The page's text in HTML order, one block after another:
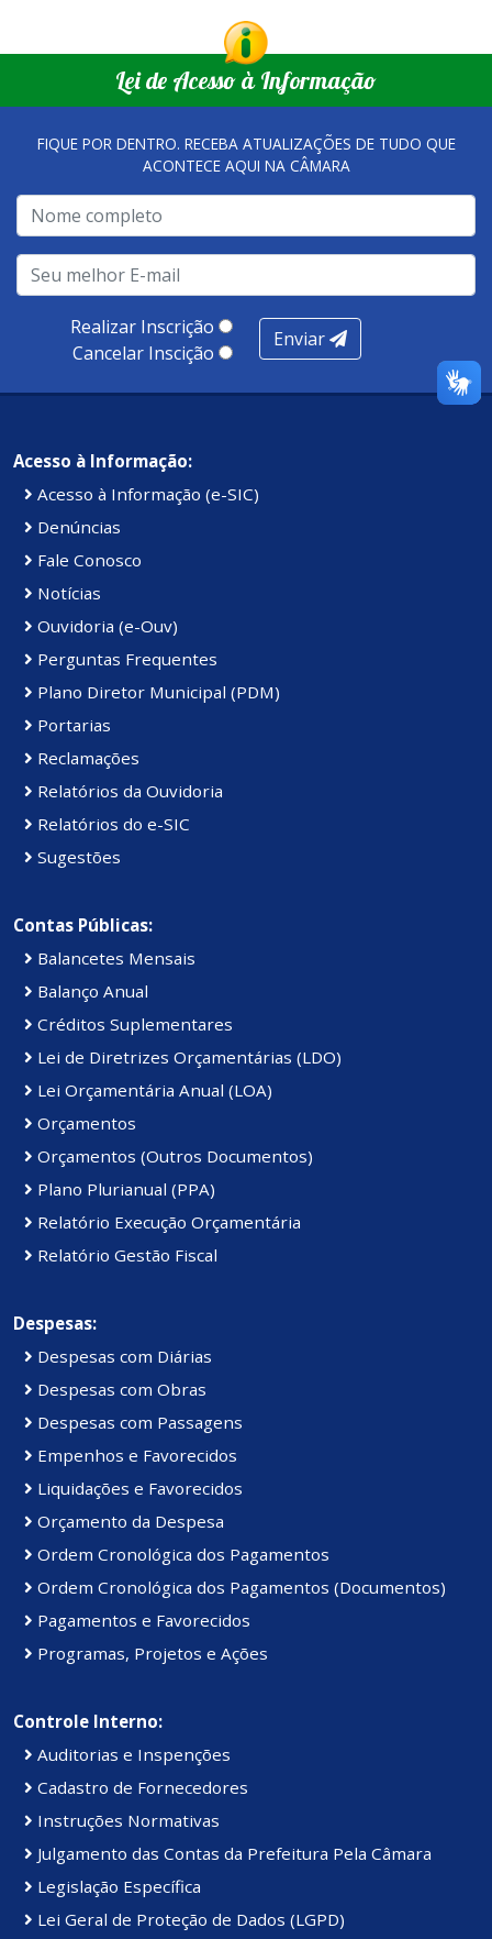
Lei de Acesso à Informação
FIQUE POR DENTRO. RECEBA ATUALIZAÇÕES DE TUDO QUE
ACONTECE AQUI NA CÂMARA
Realizar Inscrição
Cancelar Inscição
Enviar
Acesso à Informação:
Acesso à Informação (e-SIC)
Denúncias
Fale Conosco
Notícias
Ouvidoria (e-Ouv)
Perguntas Frequentes
Plano Diretor Municipal (PDM)
Portarias
Reclamações
Relatórios da Ouvidoria
Relatórios do e-SIC
Sugestões
Contas Públicas:
Balancetes Mensais
Balanço Anual
Créditos Suplementares
Lei de Diretrizes Orçamentárias (LDO)
Lei Orçamentária Anual (LOA)
Orçamentos
Orçamentos (Outros Documentos)
Plano Plurianual (PPA)
Relatório Execução Orçamentária
Relatório Gestão Fiscal
Despesas:
Despesas com Diárias
Despesas com Obras
Despesas com Passagens
Empenhos e Favorecidos
Liquidações e Favorecidos
Orçamento da Despesa
Ordem Cronológica dos Pagamentos
Ordem Cronológica dos Pagamentos (Documentos)
Pagamentos e Favorecidos
Programas, Projetos e Ações
Controle Interno:
Auditorias e Inspenções
Cadastro de Fornecedores
Instruções Normativas
Julgamento das Contas da Prefeitura Pela Câmara
Legislação Específica
Lei Geral de Proteção de Dados (LGPD)